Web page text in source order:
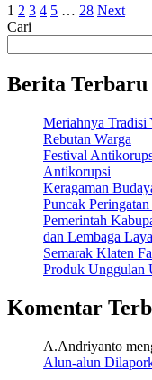
Paginasi
pos
1 2 3 4 5 … 28 Next
Cari
Berita Terbaru
Meriahnya Tradisi
Rebutan Warga
Festival
Antikorupsi
Keragaman
Puncak
Pemerintah
dan Lembaga
Semarak Klaten
Produk
Komentar
A.Andriyanto
Alun-alun